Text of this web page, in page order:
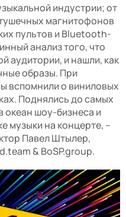
индустрии; от
магнитофонов
пультов и Bluetooth-
анализ того, что
аудитории, и нашли, как
образы. При
вспомнили о виниловых
Поднялись до самых
океан шоу-бизнеса и
музыки на концерте, –
Павел Штылер,
& BoSP.group.